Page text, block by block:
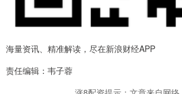
海量资讯、精准解读，尽在新浪财经APP
责任编辑：韦子蓉